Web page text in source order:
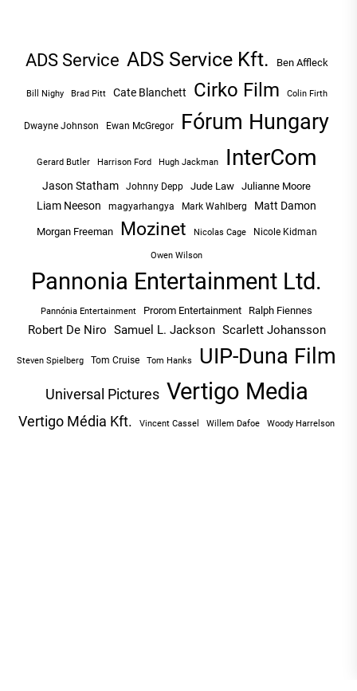
ADS Service ADS Service Kft. Ben Affleck
Bill Nighy Brad Pitt Cate Blanchett Cirko Film Colin Firth
Dwayne Johnson Ewan McGregor Fórum Hungary
Gerard Butler Harrison Ford Hugh Jackman InterCom
Jason Statham Johnny Depp Jude Law Julianne Moore
Liam Neeson magyarhangya Mark Wahlberg Matt Damon
Morgan Freeman Mozinet Nicolas Cage Nicole Kidman
Owen Wilson
Pannonia Entertainment Ltd.
Pannónia Entertainment Prorom Entertainment Ralph Fiennes
Robert De Niro Samuel L. Jackson Scarlett Johansson
Steven Spielberg Tom Cruise Tom Hanks UIP-Duna Film
Universal Pictures Vertigo Media
Vertigo Média Kft. Vincent Cassel Willem Dafoe Woody Harrelson